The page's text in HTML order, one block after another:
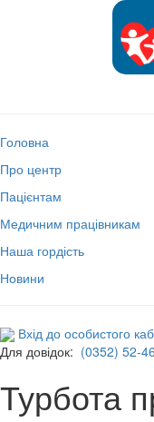
Головна
Про центр
Пацієнтам
Медичним працівникам
Наша гордість
Новини
Вхід до особистого
Для довідок: (0352) 52-
Турбота